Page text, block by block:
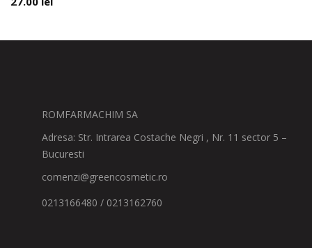
ROMFARMACHIM SA
Adresa: Str. Intrarea Costache Negri , Nr. 11 sector 5 –
Bucuresti
comenzi@greencosmetic.ro
0213166480 / 0213162760